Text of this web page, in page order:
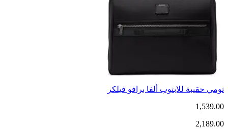
تومي حقيبة للابتوب ألفا برافو فيلكر
1,539.00
2,189.00